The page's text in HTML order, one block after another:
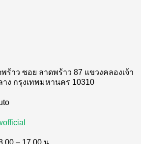
ร้าว ซอย ลาดพร้าว 87 แขวงคลองเจ้า
ง กรุงเทพมหานคร 10310